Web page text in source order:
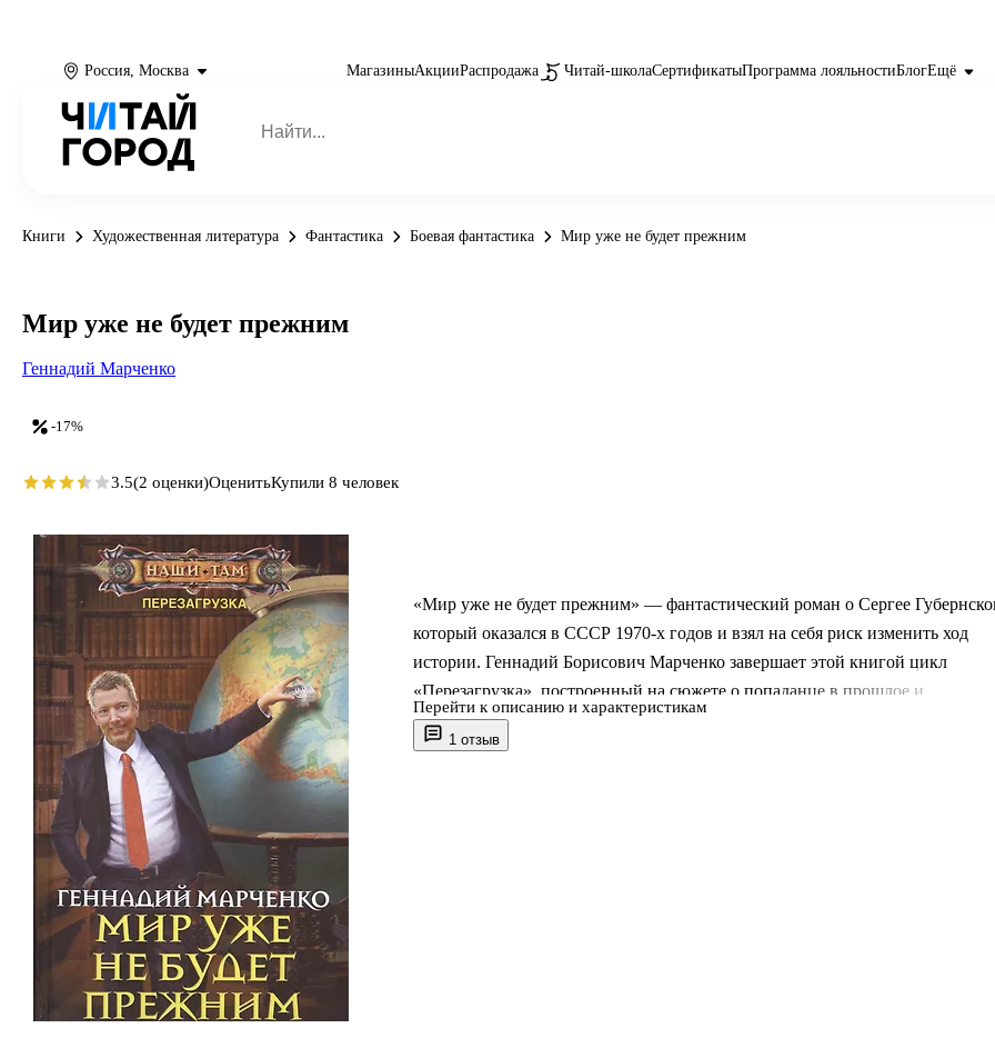
Россия, Москва МагазиныАкцииРаспродажа Читай-школаСертификатыПрограмма лояльностиБлогЕщё
Книги Художественная литература Фантастика Боевая фантастика Мир уже не будет прежним
1 отзыв
«Мир уже не будет прежним» — фантастический роман о Сергее
который оказался в СССР 1970-х годов и взял на себя риск изменить ход
истории. Геннадий Борисович Марченко завершает этой книгой цикл
«Перезагрузка», построенный на сюжете о попаданце в прошлое и
последствиях его решений. Здесь в центре не просто путешествие во
времени, а попытка повлиять на судьбу страны, когда любое действие
Перейти к описанию и характеристикам
-17%
Мир уже не будет прежним
Геннадий Марченко
3.5(2 оценки)ОценитьКупили 8 человек